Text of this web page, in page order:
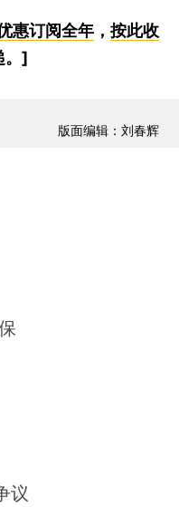
惠订阅全年， 按此收
。]
版面编辑：刘春辉
议